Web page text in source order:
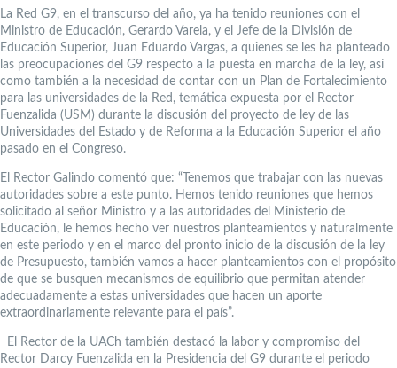
La Red G9, en el transcurso del año, ya ha tenido reuniones con el
Ministro de Educación, Gerardo Varela, y el Jefe de la División de
Educación Superior, Juan Eduardo Vargas, a quienes se les ha planteado
las preocupaciones del G9 respecto a la puesta en marcha de la ley, así
como también a la necesidad de contar con un Plan de Fortalecimiento
para las universidades de la Red, temática expuesta por el Rector
Fuenzalida (USM) durante la discusión del proyecto de ley de las
Universidades del Estado y de Reforma a la Educación Superior el año
pasado en el Congreso.
El Rector Galindo comentó que: “Tenemos que trabajar con las nuevas
autoridades sobre a este punto. Hemos tenido reuniones que hemos
solicitado al señor Ministro y a las autoridades del Ministerio de
Educación, le hemos hecho ver nuestros planteamientos y naturalmente
en este periodo y en el marco del pronto inicio de la discusión de la ley
de Presupuesto, también vamos a hacer planteamientos con el propósito
de que se busquen mecanismos de equilibrio que permitan atender
adecuadamente a estas universidades que hacen un aporte
extraordinariamente relevante para el país”.
El Rector de la UACh también destacó la labor y compromiso del
Rector Darcy Fuenzalida en la Presidencia del G9 durante el periodo